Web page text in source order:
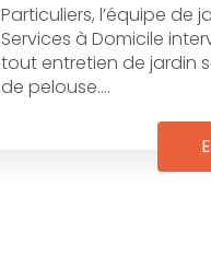
Particuliers, l’équipe de
Services à Domicile
tout entretien de jardin
de pelouse....